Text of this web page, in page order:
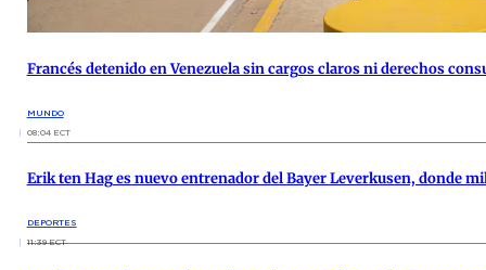
Francés detenido en Venezuela sin cargos claros ni derechos
MUNDO
08:04 ECT
Erik ten Hag es nuevo entrenador del Bayer Leverkusen, donde
DEPORTES
11:39 ECT